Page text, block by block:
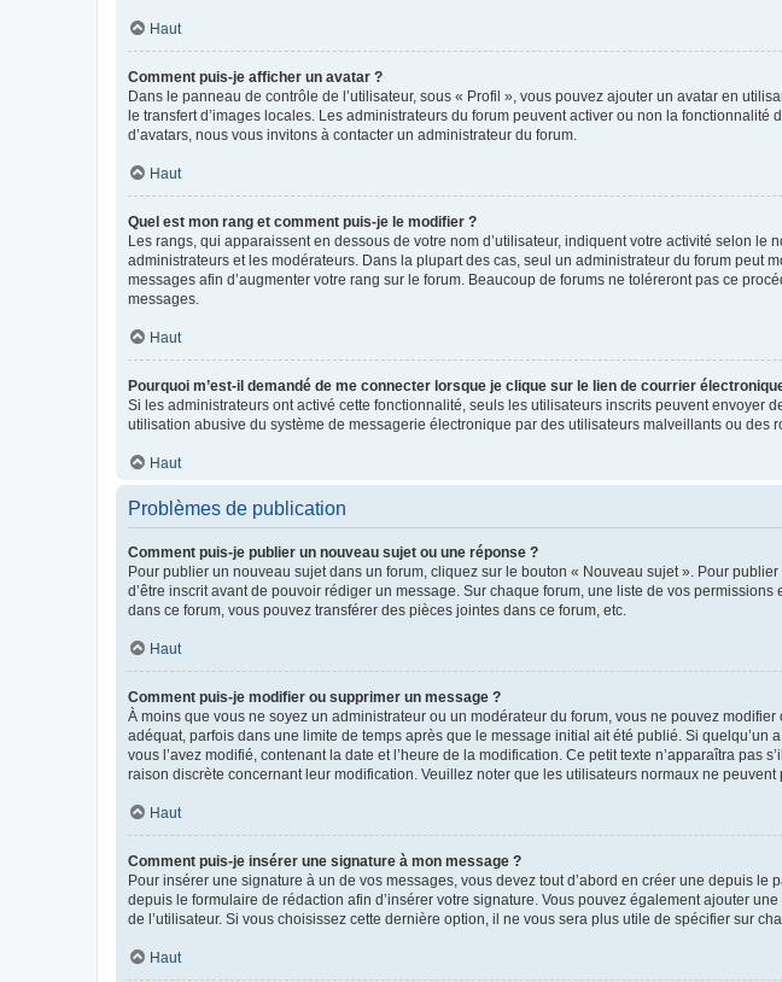
Haut
Comment puis-je afficher un avatar ?
Dans le panneau de contrôle de l’utilisateur, sous « Profil », vous pouvez ajouter un avatar en
le transfert d’images locales. Les administrateurs du forum peuvent activer ou non la
d’avatars, nous vous invitons à contacter un administrateur du forum.
Haut
Quel est mon rang et comment puis-je le modifier ?
Les rangs, qui apparaissent en dessous de votre nom d’utilisateur, indiquent votre activité selon
administrateurs et les modérateurs. Dans la plupart des cas, seul un administrateur du forum peut
messages afin d’augmenter votre rang sur le forum. Beaucoup de forums ne toléreront pas ce
messages.
Haut
Pourquoi m’est-il demandé de me connecter lorsque je clique sur le lien de courrier
Si les administrateurs ont activé cette fonctionnalité, seuls les utilisateurs inscrits peuvent
utilisation abusive du système de messagerie électronique par des utilisateurs malveillants ou des
Haut
Problèmes de publication
Comment puis-je publier un nouveau sujet ou une réponse ?
Pour publier un nouveau sujet dans un forum, cliquez sur le bouton « Nouveau sujet ». Pour
d’être inscrit avant de pouvoir rédiger un message. Sur chaque forum, une liste de vos
dans ce forum, vous pouvez transférer des pièces jointes dans ce forum, etc.
Haut
Comment puis-je modifier ou supprimer un message ?
À moins que vous ne soyez un administrateur ou un modérateur du forum, vous ne pouvez
adéquat, parfois dans une limite de temps après que le message initial ait été publié. Si
vous l’avez modifié, contenant la date et l’heure de la modification. Ce petit texte n’apparaîtra pas
raison discrète concernant leur modification. Veuillez noter que les utilisateurs normaux ne
Haut
Comment puis-je insérer une signature à mon message ?
Pour insérer une signature à un de vos messages, vous devez tout d’abord en créer une depuis
depuis le formulaire de rédaction afin d’insérer votre signature. Vous pouvez également ajouter
de l’utilisateur. Si vous choisissez cette dernière option, il ne vous sera plus utile de spécifier sur
Haut